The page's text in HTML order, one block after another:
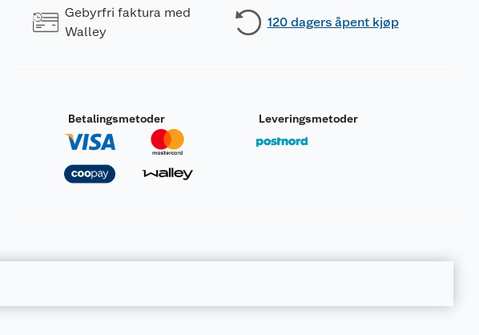
Gebyrfri faktura med
Walley
120 dagers åpent kjøp
Betalingsmetoder Leveringsmetoder